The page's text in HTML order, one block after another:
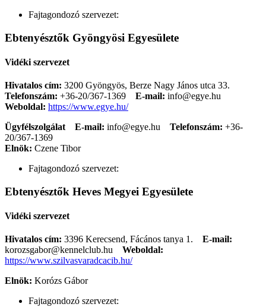
Fajtagondozó szervezet:
Ebtenyésztők Gyöngyösi Egyesülete
Vidéki szervezet
Hivatalos cím: 3200 Gyöngyös, Berze Nagy János utca 33.
Telefonszám: +36-20/367-1369 E-mail: info@egye.hu
Weboldal: https://www.egye.hu/
Ügyfélszolgálat
E-mail: info@egye.hu Telefonszám: +36-
20/367-1369
Elnök: Czene Tibor
Fajtagondozó szervezet:
Ebtenyésztők Heves Megyei Egyesülete
Vidéki szervezet
Hivatalos cím: 3396 Kerecsend, Fácános tanya 1. E-mail:
korozsgabor@kennelclub.hu
Weboldal:
https://www.szilvasvaradcacib.hu/
Elnök: Korózs Gábor
Fajtagondozó szervezet: